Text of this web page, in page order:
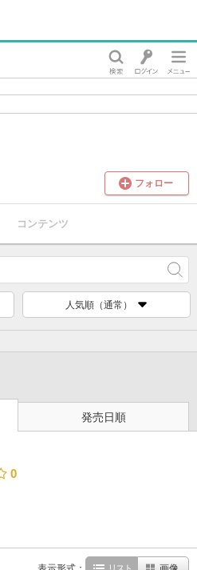
フォロー
コンテンツ
人気順（通常）
発売日順
0